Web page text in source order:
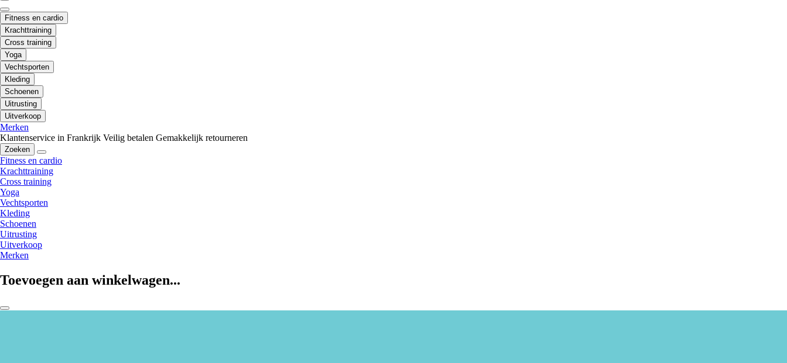
Fitness en cardio
Krachttraining
Cross training
Yoga
Vechtsporten
Kleding
Schoenen
Uitrusting
Uitverkoop
Merken
Klantenservice in Frankrijk Veilig betalen Gemakkelijk retourneren
Zoeken
Fitness en cardio
Krachttraining
Cross training
Yoga
Vechtsporten
Kleding
Schoenen
Uitrusting
Uitverkoop
Merken
Toevoegen aan winkelwagen...